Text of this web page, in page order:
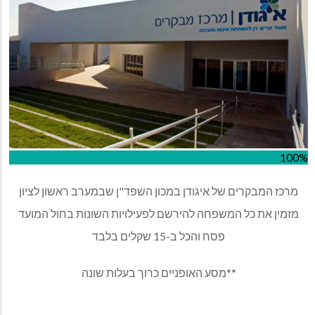
100%
מרכז המבקרים של איגודן במכון השפד"ן שבמערב ראשון לציון
מזמין את כל המשפחה להירשם לפעילויות השונות בחול המועד
פסח והכל ב-15 שקלים בלבד
**מסע האופניים כרוך בעלות שונה